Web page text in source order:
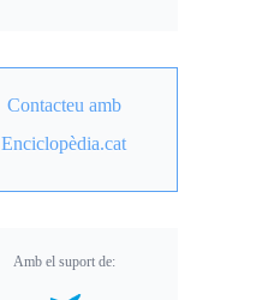
Contacteu amb
Enciclopèdia.cat
Amb el suport de: